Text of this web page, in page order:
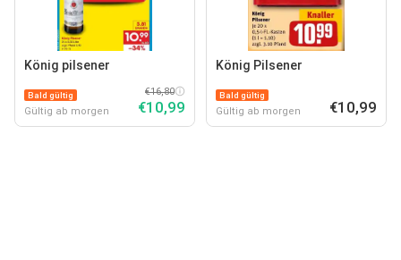
König pilsener
Bald gültig
Gültig ab morgen
€16,80
€10,99
König Pilsener
Bald gültig
Gültig ab morgen €10,99